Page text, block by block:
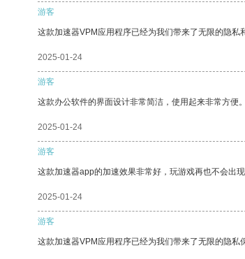
游客
这款加速器VPM应用程序已经为我们带来了无限的隐私
2025-01-24
游客
这款办公软件的界面设计非常简洁，使用起来非常方便
2025-01-24
游客
这款加速器app的加速效果非常好，玩游戏再也不会出
2025-01-24
游客
这款加速器VPM应用程序已经为我们带来了无限的隐私